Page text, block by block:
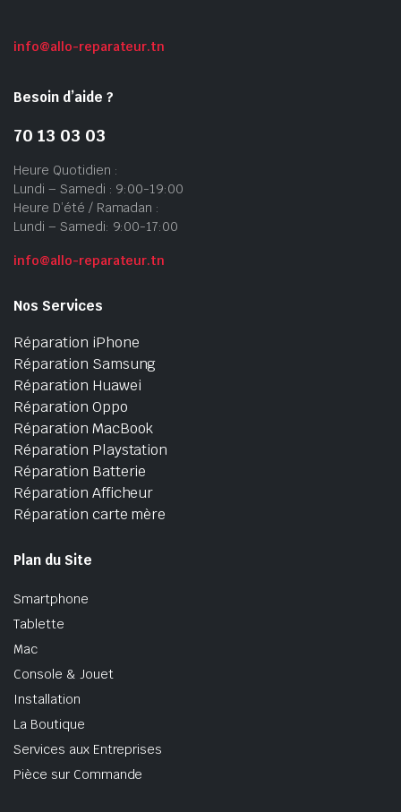
info@allo-reparateur.tn
Besoin d’aide ?
70 13 03 03
Heure Quotidien :
Lundi – Samedi : 9:00-19:00
Heure D’été / Ramadan :
Lundi – Samedi: 9:00-17:00
info@allo-reparateur.tn
Nos Services
Réparation iPhone
Réparation Samsung
Réparation Huawei
Réparation Oppo
Réparation MacBook
Réparation Playstation
Réparation Batterie
Réparation Afficheur
Réparation carte mère
Plan du Site
Smartphone
Tablette
Mac
Console & Jouet
Installation
La Boutique
Services aux Entreprises
Pièce sur Commande